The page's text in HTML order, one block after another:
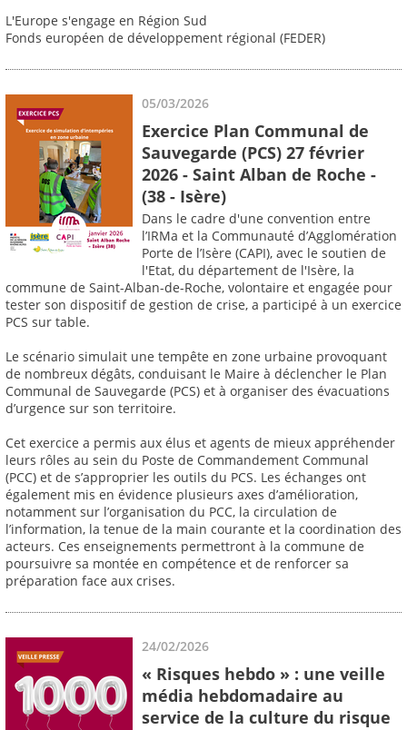
L'Europe s'engage en Région Sud
Fonds européen de développement régional (FEDER)
05/03/2026
Exercice Plan Communal de
Sauvegarde (PCS) 27 février
2026 - Saint Alban de Roche -
(38 - Isère)
Dans le cadre d'une convention entre
l’IRMa et la Communauté d’Agglomération
Porte de l’Isère (CAPI), avec le soutien de
l'Etat, du département de l'Isère, la
commune de Saint-Alban-de-Roche, volontaire et engagée pour
tester son dispositif de gestion de crise, a participé à un exercice
PCS sur table.
Le scénario simulait une tempête en zone urbaine provoquant
de nombreux dégâts, conduisant le Maire à déclencher le Plan
Communal de Sauvegarde (PCS) et à organiser des évacuations
d’urgence sur son territoire.
Cet exercice a permis aux élus et agents de mieux appréhender
leurs rôles au sein du Poste de Commandement Communal
(PCC) et de s’approprier les outils du PCS. Les échanges ont
également mis en évidence plusieurs axes d’amélioration,
notamment sur l’organisation du PCC, la circulation de
l’information, la tenue de la main courante et la coordination des
acteurs. Ces enseignements permettront à la commune de
poursuivre sa montée en compétence et de renforcer sa
préparation face aux crises.
24/02/2026
« Risques hebdo » : une veille
média hebdomadaire au
service de la culture du risque